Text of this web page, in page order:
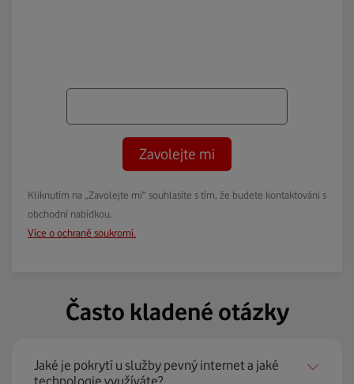
Zavolejte mi
Kliknutím na „Zavolejte mi“ souhlasíte s tím, že budete kontaktováni s
obchodní nabídkou.
Více o ochraně soukromí.
Často kladené otázky
Jaké je pokrytí u služby pevný internet a jaké
technologie využíváte?